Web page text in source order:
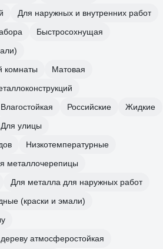
Для наружных и внутренних работ
Быстросохнущая
комнаты
Матовая
Влагостойкая Российские
Жидкие
Для улицы
Низкотемпературные
металлочерепицы
Для металла для наружных работ
(краски и эмали)
атмосферостойкая